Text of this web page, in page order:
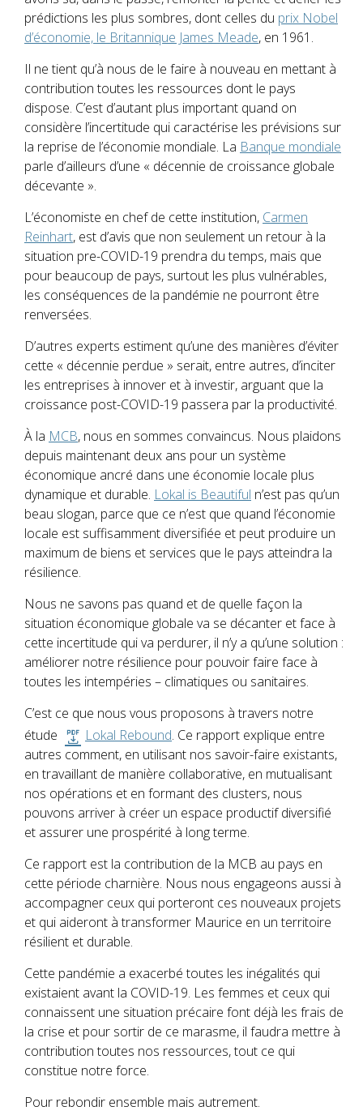
prédictions les plus sombres, dont celles du prix Nobel
d’économie, le Britannique James Meade, en 1961.
Il ne tient qu’à nous de le faire à nouveau en mettant à
contribution toutes les ressources dont le pays
dispose. C’est d’autant plus important quand on
considère l’incertitude qui caractérise les prévisions sur
la reprise de l’économie mondiale. La Banque mondiale
parle d’ailleurs d’une « décennie de croissance globale
décevante ».
L’économiste en chef de cette institution, Carmen
Reinhart, est d’avis que non seulement un retour à la
situation pre-COVID-19 prendra du temps, mais que
pour beaucoup de pays, surtout les plus vulnérables,
les conséquences de la pandémie ne pourront être
renversées.
D’autres experts estiment qu’une des manières d’éviter
cette « décennie perdue » serait, entre autres, d’inciter
les entreprises à innover et à investir, arguant que la
croissance post-COVID-19 passera par la productivité.
À la MCB, nous en sommes convaincus. Nous plaidons
depuis maintenant deux ans pour un système
économique ancré dans une économie locale plus
dynamique et durable. Lokal is Beautiful n’est pas qu’un
beau slogan, parce que ce n’est que quand l’économie
locale est suffisamment diversifiée et peut produire un
maximum de biens et services que le pays atteindra la
résilience.
Nous ne savons pas quand et de quelle façon la
situation économique globale va se décanter et face à
cette incertitude qui va perdurer, il n’y a qu’une solution :
améliorer notre résilience pour pouvoir faire face à
toutes les intempéries – climatiques ou sanitaires.
C’est ce que nous vous proposons à travers notre
étude
Lokal Rebound. Ce rapport explique entre
autres comment, en utilisant nos savoir-faire existants,
en travaillant de manière collaborative, en mutualisant
nos opérations et en formant des clusters, nous
pouvons arriver à créer un espace productif diversifié
et assurer une prospérité à long terme.
Ce rapport est la contribution de la MCB au pays en
cette période charnière. Nous nous engageons aussi à
accompagner ceux qui porteront ces nouveaux projets
et qui aideront à transformer Maurice en un territoire
résilient et durable.
Cette pandémie a exacerbé toutes les inégalités qui
existaient avant la COVID-19. Les femmes et ceux qui
connaissent une situation précaire font déjà les frais de
la crise et pour sortir de ce marasme, il faudra mettre à
contribution toutes nos ressources, tout ce qui
constitue notre force.
Pour rebondir ensemble mais autrement.